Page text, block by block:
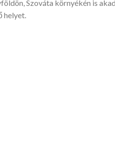
Szováta környékén is
helyet.